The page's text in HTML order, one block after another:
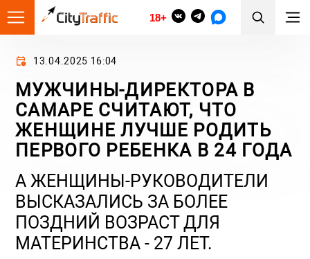
18+
13.04.2025 16:04
МУЖЧИНЫ-ДИРЕКТОРА В
САМАРЕ СЧИТАЮТ, ЧТО
ЖЕНЩИНЕ ЛУЧШЕ РОДИТЬ
ПЕРВОГО РЕБЕНКА В 24 ГОДА
А ЖЕНЩИНЫ-РУКОВОДИТЕЛИ
ВЫСКАЗАЛИСЬ ЗА БОЛЕЕ
ПОЗДНИЙ ВОЗРАСТ ДЛЯ
МАТЕРИНСТВА - 27 ЛЕТ.